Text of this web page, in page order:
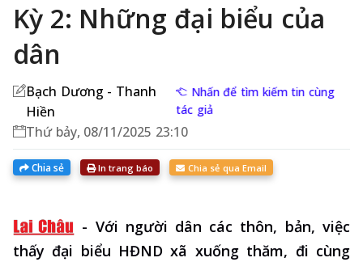
Kỳ 2: Những đại biểu của
dân
Bạch Dương - Thanh
Hiền
Nhấn để tìm kiếm tin cùng
tác giả
Thứ bảy, 08/11/2025 23:10
Chia sẻ In trang báo Chia sẻ qua Email
- Với người dân các thôn, bản, việc
thấy đại biểu HĐND xã xuống thăm, đi cùng